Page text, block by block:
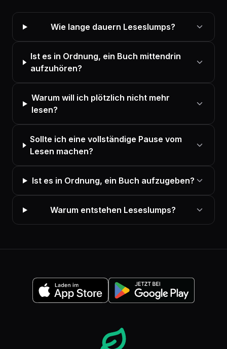
Wie lange dauern Leseslumps?
Ist es in Ordnung, ein Buch mittendrin
aufzuhören?
Warum will ich plötzlich nicht mehr
lesen?
Sollte ich eine vollständige Pause vom
Lesen machen?
Ist es in Ordnung, ein Buch aufzugeben?
Warum entstehen Leseslumps?